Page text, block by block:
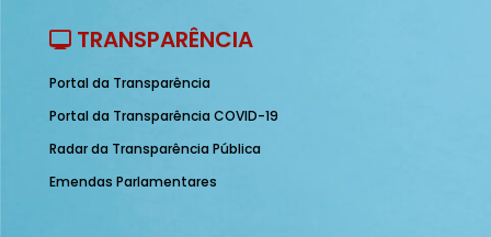
TRANSPARÊNCIA
Portal da Transparência
Portal da Transparência COVID-19
Radar da Transparência Pública
Emendas Parlamentares